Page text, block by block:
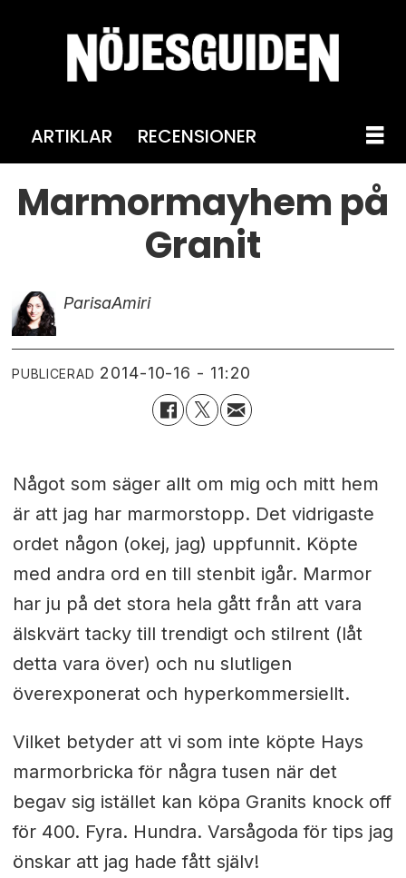
ARTIKLAR RECENSIONER
Marmormayhem på
Granit
ParisaAmiri
PUBLICERAD 2014-10-16 - 11:20
Något som säger allt om mig och mitt hem
är att jag har marmorstopp. Det vidrigaste
ordet någon (okej, jag) uppfunnit. Köpte
med andra ord en till stenbit igår. Marmor
har ju på det stora hela gått från att vara
älskvärt tacky till trendigt och stilrent (låt
detta vara över) och nu slutligen
överexponerat och hyperkommersiellt.
Vilket betyder att vi som inte köpte Hays
marmorbricka för några tusen när det
begav sig istället kan köpa Granits knock off
för 400. Fyra. Hundra. Varsågoda för tips jag
önskar att jag hade fått själv!